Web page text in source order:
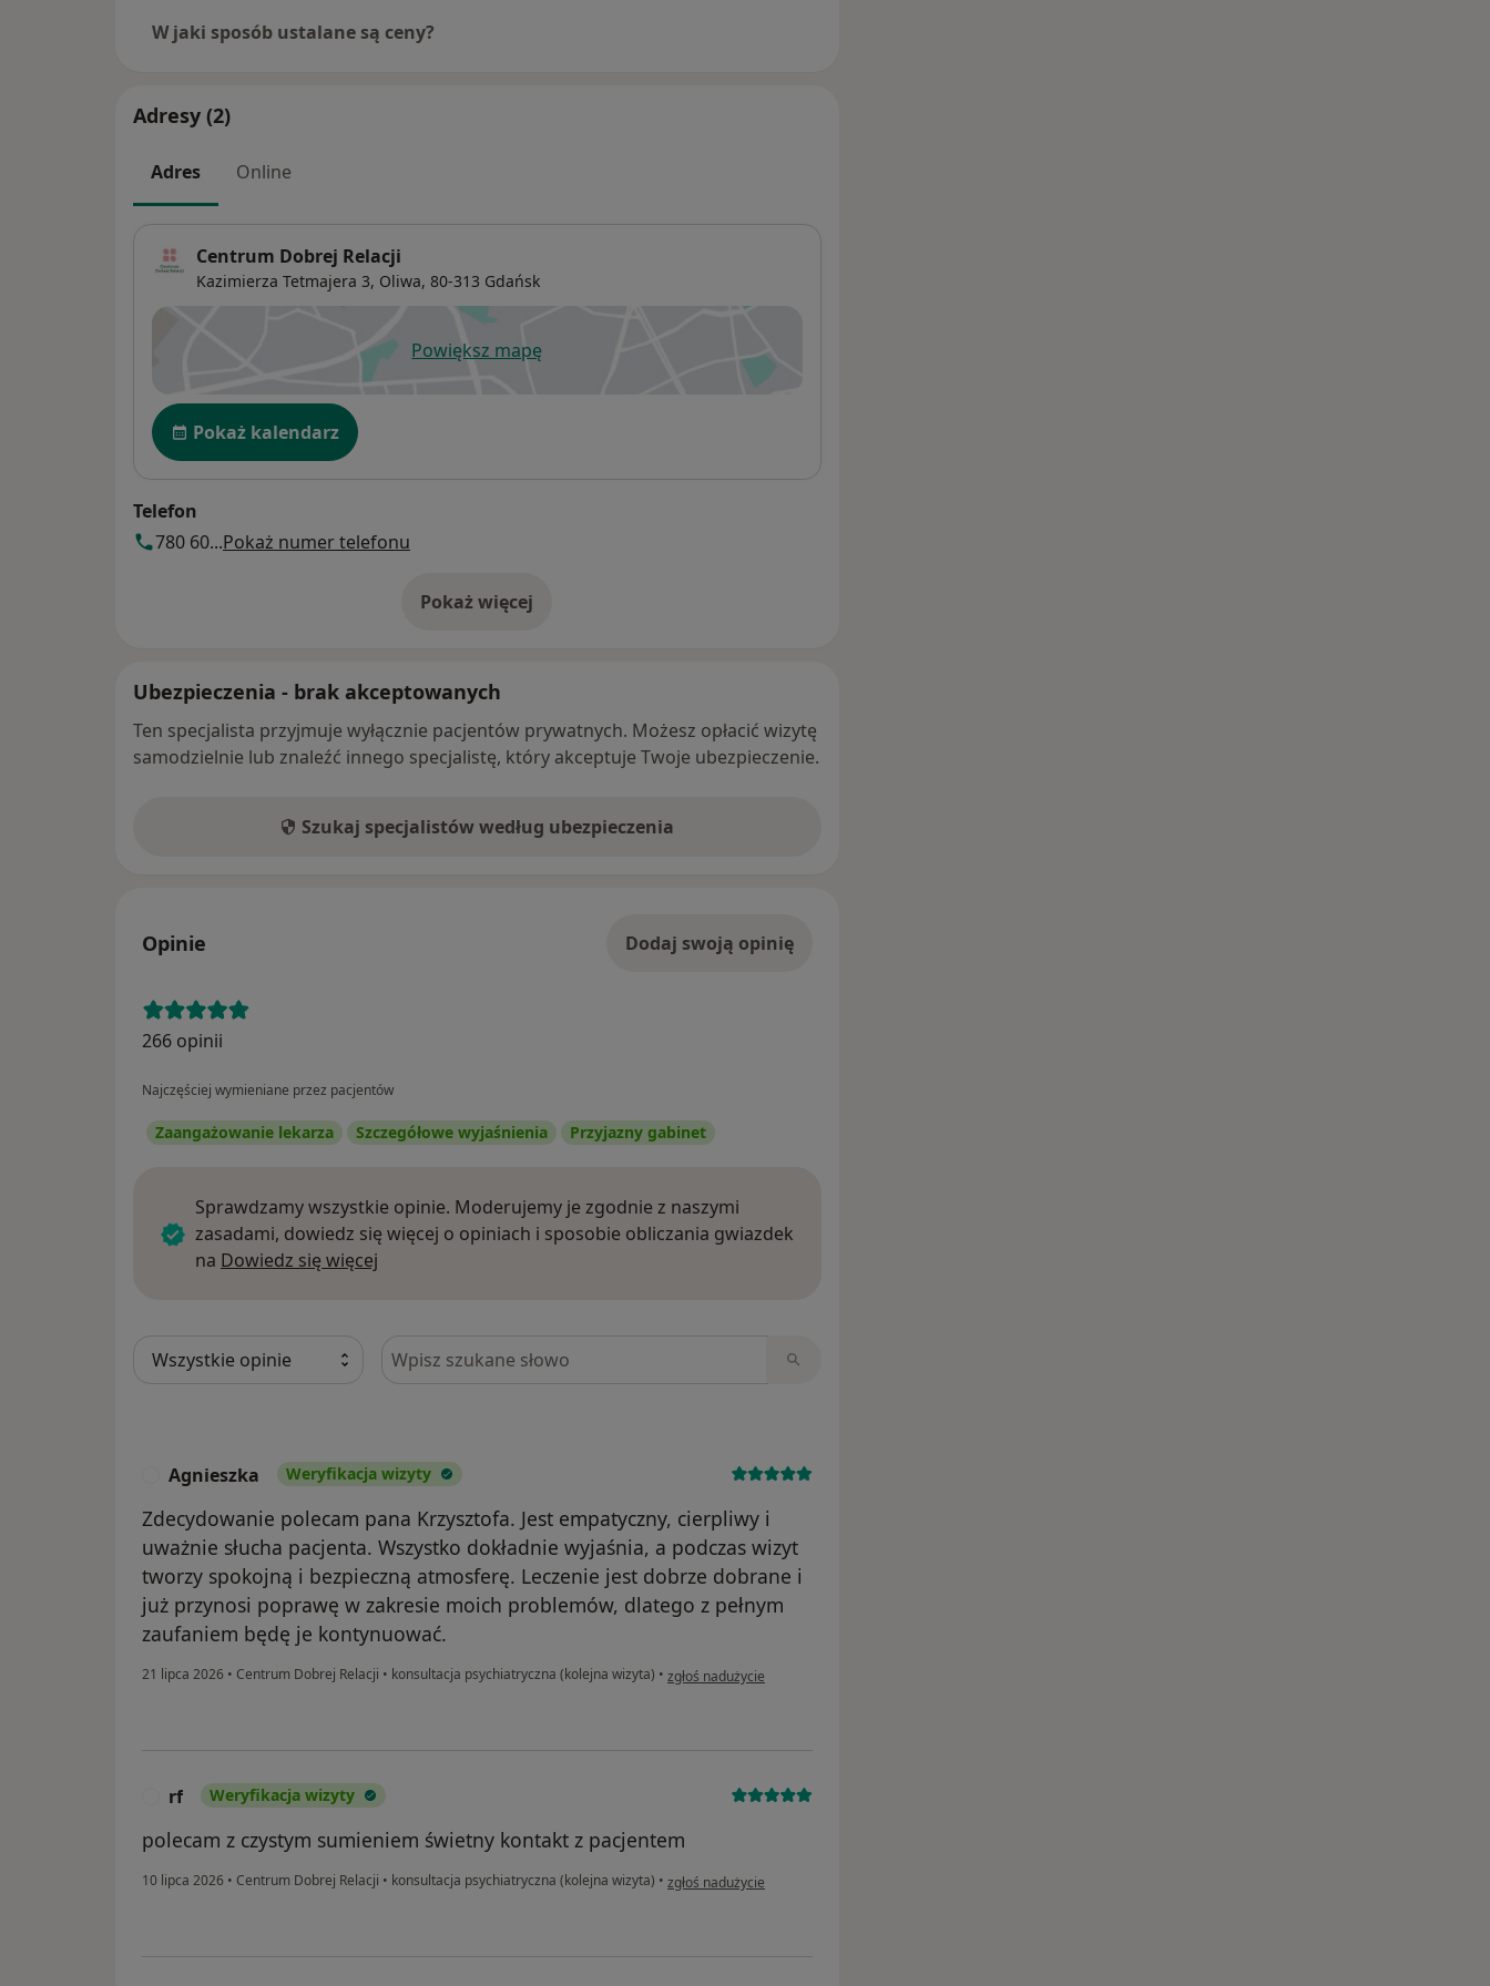
POZ, dla lekarza medycyny pracy (po zakończonym >30 dniowym zwolnieniu),
W jaki sposób ustalane są ceny?
Adresy (2)
Adres Online
Centrum Dobrej Relacji
Kazimierza Tetmajera 3, Oliwa, 80-313 Gdańsk
Powiększ mapęotwiera się w nowej karcie
Dostępność
Pokaż kalendarz
Telefon
780 60...Pokaż numer telefonu
Pokaż więcej
o adresie
Ubezpieczenia - brak akceptowanych
Ten specjalista przyjmuje wyłącznie pacjentów prywatnych. Możesz opłacić wizytę
samodzielnie lub znaleźć innego specjalistę, który akceptuje Twoje ubezpieczenie.
Szukaj specjalistów według ubezpieczenia
Opinie Dodaj swoją opinię
266 opinii
Najczęściej wymieniane przez pacjentów
Zaangażowanie lekarza Szczegółowe wyjaśnienia Przyjazny gabinet
Sprawdzamy wszystkie opinie. Moderujemy je zgodnie z naszymi
zasadami, dowiedz się więcej o opiniach i sposobie obliczania gwiazdek
na Dowiedz się więcej
Szukaj w opiniach
Agnieszka Weryfikacja wizyty
Zdecydowanie polecam pana Krzysztofa. Jest empatyczny, cierpliwy i
uważnie słucha pacjenta. Wszystko dokładnie wyjaśnia, a podczas wizyt
tworzy spokojną i bezpieczną atmosferę. Leczenie jest dobrze dobrane i
już przynosi poprawę w zakresie moich problemów, dlatego z pełnym
zaufaniem będę je kontynuować.
21 lipca 2026 • Centrum Dobrej Relacji • konsultacja psychiatryczna (kolejna wizyta) • w opinii użytkownika Agnieszka
zgłoś nadużycie
rf Weryfikacja wizyty
polecam z czystym sumieniem świetny kontakt z pacjentem
10 lipca 2026 • Centrum Dobrej Relacji • konsultacja psychiatryczna (kolejna wizyta) • w opinii użytkownika rf
zgłoś nadużycie